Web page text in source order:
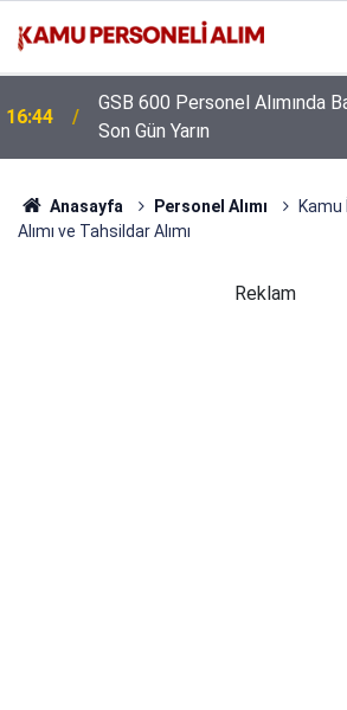
16:44
GSB 600 Personel Alımında
Son Gün Yarın
Anasayfa Personel Alımı
Alımı ve Tahsildar Alımı
Reklam